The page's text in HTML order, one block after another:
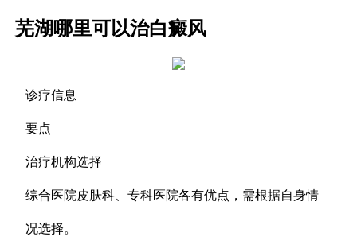
芜湖哪里可以治白癜风
诊疗信息
要点
治疗机构选择
综合医院皮肤科、专科医院各有优点，需根据自身情
况选择。